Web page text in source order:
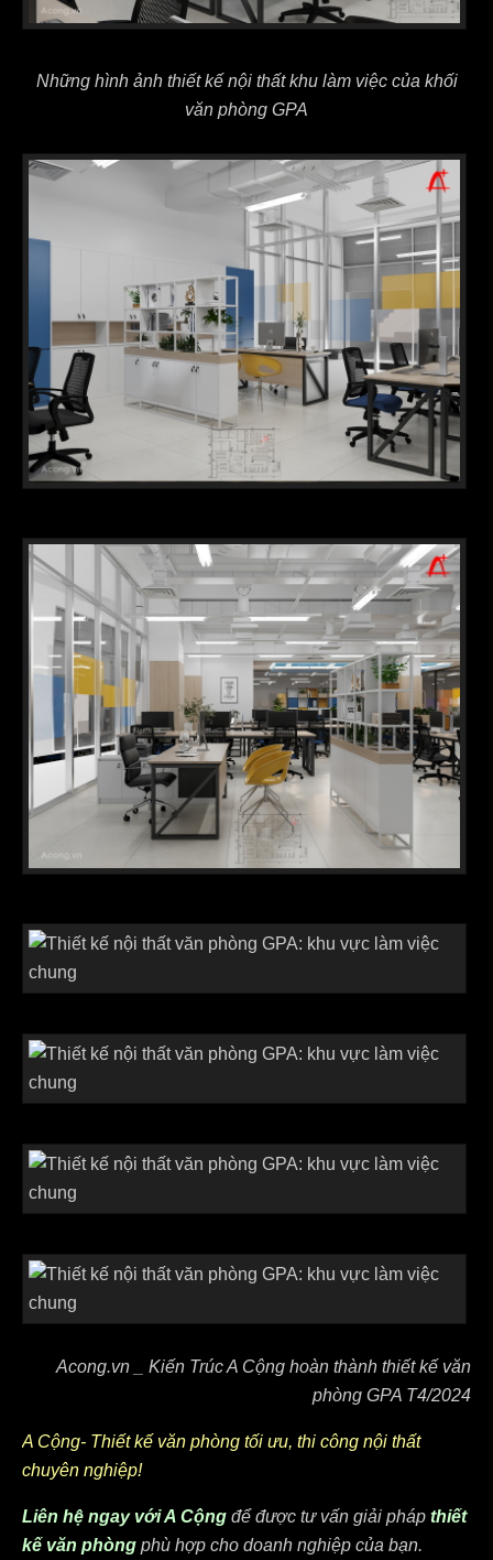
Những hình ảnh thiết kế nội thất khu làm việc của khối
văn phòng GPA
Acong.vn _ Kiến Trúc A Cộng hoàn thành thiết kế văn
phòng GPA T4/2024
A Cộng- Thiết kế văn phòng tối ưu, thi công nội thất
chuyên nghiệp!
Liên hệ ngay với A Cộng để được tư vấn giải pháp thiết
kế văn phòng phù hợp cho doanh nghiệp của bạn.